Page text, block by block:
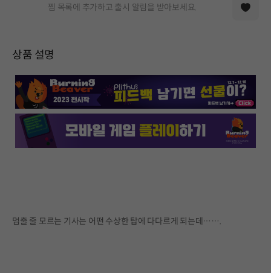
찜 목록에 추가하고 출시 알림을 받아보세요.
상품 설명
멈출 줄 모르는 기사는 어떤 수상한 탑에 다다르게 되는데…….